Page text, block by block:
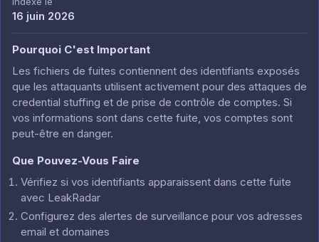
16 juin 2026
Pourquoi C'est Important
Les fichiers de fuites contiennent des identifiants exposés
que les attaquants utilisent activement pour des attaques de
credential stuffing et de prise de contrôle de comptes. Si
vos informations sont dans cette fuite, vos comptes sont
peut-être en danger.
Que Pouvez-Vous Faire
Vérifiez si vos identifiants apparaissent dans cette fuite
avec LeakRadar
Configurez des alertes de surveillance pour vos adresses
email et domaines